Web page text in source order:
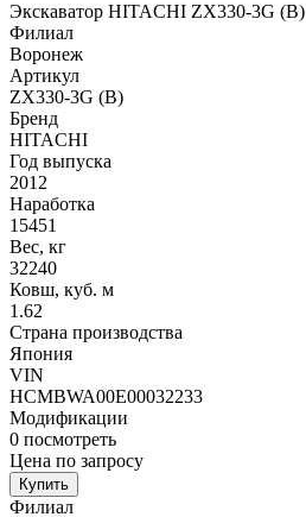
Экскаватор HITACHI ZX330-3G (B)
Филиал
Воронеж
Артикул
ZX330-3G (B)
Бренд
HITACHI
Год выпуска
2012
Наработка
15451
Вес, кг
32240
Ковш, куб. м
1.62
Страна производства
Япония
VIN
HCMBWA00E00032233
Модификации
0 посмотреть
Цена по запросу
Купить
Филиал